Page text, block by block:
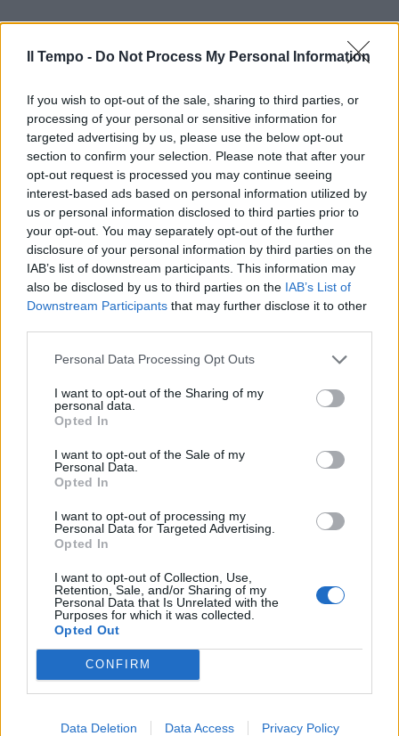
Il Tempo - Do Not Process My Personal Information
If you wish to opt-out of the sale, sharing to third parties, or
processing of your personal or sensitive information for
targeted advertising by us, please use the below opt-out
section to confirm your selection. Please note that after your
opt-out request is processed you may continue seeing
interest-based ads based on personal information utilized by
us or personal information disclosed to third parties prior to
your opt-out. You may separately opt-out of the further
disclosure of your personal information by third parties on the
IAB’s list of downstream participants. This information may
also be disclosed by us to third parties on the IAB’s List of
Downstream Participants that may further disclose it to other
Personal Data Processing Opt Outs
I want to opt-out of the Sharing of my
personal data.
Opted In
I want to opt-out of the Sale of my
Personal Data.
Opted In
I want to opt-out of processing my
Personal Data for Targeted Advertising.
Opted In
I want to opt-out of Collection, Use,
Retention, Sale, and/or Sharing of my
Personal Data that Is Unrelated with the
Purposes for which it was collected.
Opted Out
CONFIRM
Data Deletion Data Access Privacy Policy